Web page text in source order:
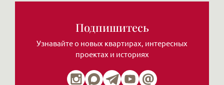
Подпишитесь
Узнавайте о новых квартирах, интересных
проектах и историях